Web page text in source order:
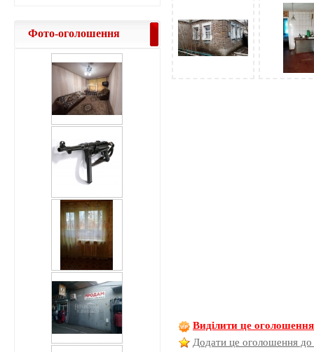
Виділити це оголошення
Додати це оголошення до
Фото-оголошення